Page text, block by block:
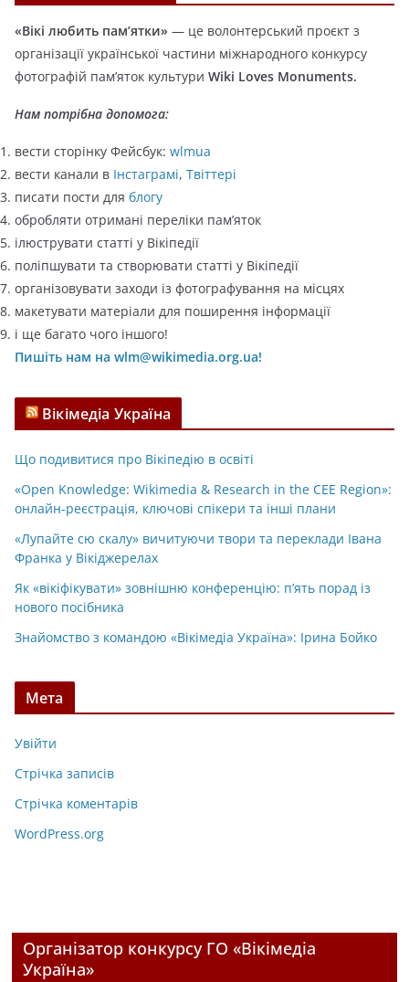
о
р
і
ї
«Вікі любить пам’ятки» — це волонтерський проєкт з
організації української частини міжнародного конкурсу
фотографій пам’яток культури Wiki Loves Monuments.
Нам потрібна допомога:
вести сторінку Фейсбук: wlmua
вести канали в Інстаграмі, Твіттері
писати пости для блогу
обробляти отримані переліки пам’яток
ілюструвати статті у Вікіпедії
поліпшувати та створювати статті у Вікіпедії
організовувати заходи із фотографування на місцях
макетувати матеріали для поширення інформації
і ще багато чого іншого!
Пишіть нам на wlm@wikimedia.org.ua!
Вікімедіа Україна
Що подивитися про Вікіпедію в освіті
«Open Knowledge: Wikimedia & Research in the CEE Region»:
онлайн-реєстрація, ключові спікери та інші плани
«Лупайте сю скалу» вичитуючи твори та переклади Івана
Франка у Вікіджерелах
Як «вікіфікувати» зовнішню конференцію: п’ять порад із
нового посібника
Знайомство з командою «Вікімедіа Україна»: Ірина Бойко
Мета
Увійти
Стрічка записів
Стрічка коментарів
WordPress.org
Організатор конкурсу ГО «Вікімедіа
Україна»